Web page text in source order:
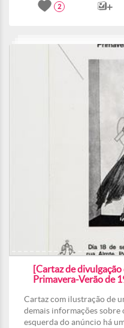
2
[Cartaz de
Primavera-Verão de
Cartaz com ilustração de
demais informações
esquerda do anúncio há